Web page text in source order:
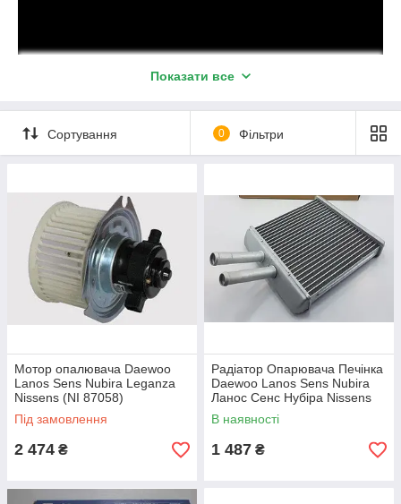
Показати все
Сортування 0 Фільтри
Мотор опалювача Daewoo
Lanos Sens Nubira Leganza
Nissens (NI 87058)
Під замовлення
2 474 ₴
Радіатор Опарювача Печінка
Daewoo Lanos Sens Nubira
Ланос Сенс Нубіра Nissens
В наявності
1 487 ₴